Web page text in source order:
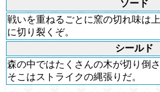
ソード
戦いを重ねるごとに窯の切れ味は
に切り裂くぞ。
シールド
森の中ではたくさんの木が切り倒
そこはストライクの縄張りだ。